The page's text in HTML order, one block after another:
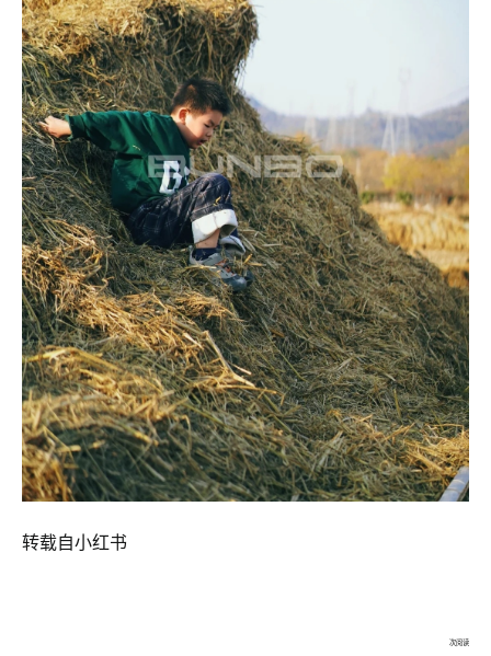
转载自小红书
次阅读